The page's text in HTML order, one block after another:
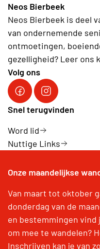
Neos Bierbeek
Neos Bierbeek is deel
van ondernemende
ontmoetingen,
gezelligheid? Leer ons
Volg ons
Facebook Neos
Instagram
Snel terugvinden
Word lid
Nuttige Links
Onze maandelijkse
Van maart tot oktober
donderdag van de
en bestemmingen vind
om mee te wandelen?
Inschrijven kan je van